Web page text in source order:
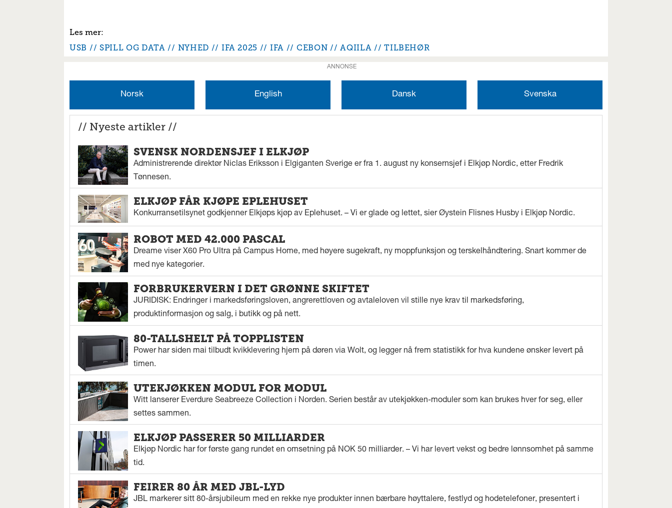
USB SPILL OG DATA NYHED IFA 2025 IFA CEBON AQIILA TILBEHØR
ANNONSE
Norsk English Dansk Svenska
// Nyeste artikler //
SVENSK NORDENSJEF I ELKJØP
Administrerende direktør Niclas Eriksson i Elgiganten Sverige er fra 1. august ny konsernsjef i Elkjøp Nordic, etter Fredrik
Tønnesen.
ELKJØP FÅR KJØPE EPLEHUSET
Konkurransetilsynet godkjenner Elkjøps kjøp av Eplehuset. – Vi er glade og lettet, sier Øystein Flisnes Husby i Elkjøp Nordic.
ROBOT MED 42.000 PASCAL
Dreame viser X60 Pro Ultra på Campus Home, med høyere sugekraft, ny moppfunksjon og terskelhåndtering. Snart kommer de
med nye kategorier.
FORBRUKERVERN I DET GRØNNE SKIFTET
JURIDISK: Endringer i markedsføringsloven, angrerettloven og avtaleloven vil stille nye krav til markedsføring,
produktinformasjon og salg, i butikk og på nett.
80-TALLSHELT PÅ TOPPLISTEN
Power har siden mai tilbudt kvikklevering hjem på døren via Wolt, og legger nå frem statistikk for hva kundene ønsker levert på
timen.
UTEKJØKKEN MODUL FOR MODUL
Witt lanserer Everdure Seabreeze Collection i Norden. Serien består av utekjøkken-moduler som kan brukes hver for seg, eller
settes sammen.
ELKJØP PASSERER 50 MILLIARDER
Elkjøp Nordic har for første gang rundet en omsetning på NOK 50 milliarder. – Vi har levert vekst og bedre lønnsomhet på samme
tid.
FEIRER 80 ÅR MED JBL-LYD
JBL markerer sitt 80-årsjubileum med en rekke nye produkter innen bærbare høyttalere, festlyd og hodetelefoner, presentert i